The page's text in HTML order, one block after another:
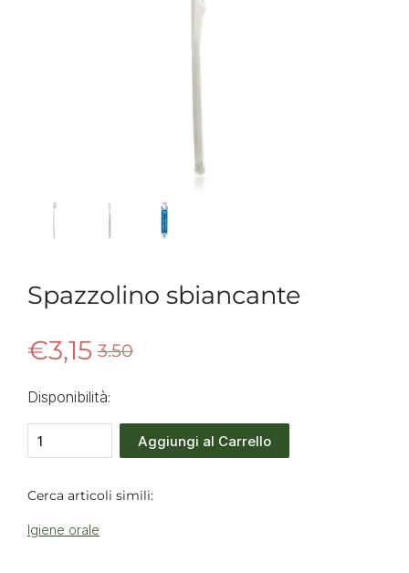
Spazzolino sbiancante
€3,15 3.50
Disponibilità:
Aggiungi al Carrello
Cerca articoli simili:
Igiene orale